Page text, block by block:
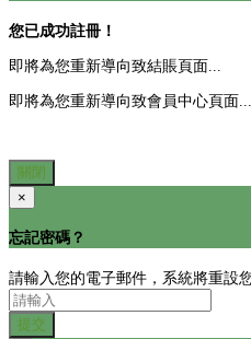
您已成功註冊！
即將為您重新導向致結賬頁面...
即將為您重新導向致會員中心頁面...
關閉
×
忘記密碼？
請輸入您的電子郵件，系統將重設
提交